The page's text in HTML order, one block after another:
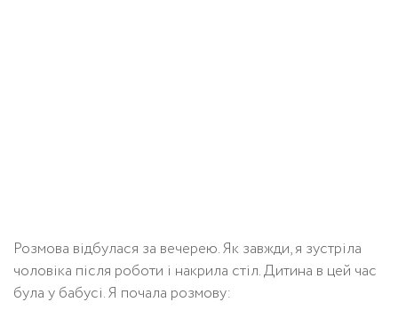
Розмова відбулася за вечерею. Як завжди, я зустріла
чоловіка після роботи і накрила стіл. Дитина в цей час
була у бабусі. Я почала розмову: